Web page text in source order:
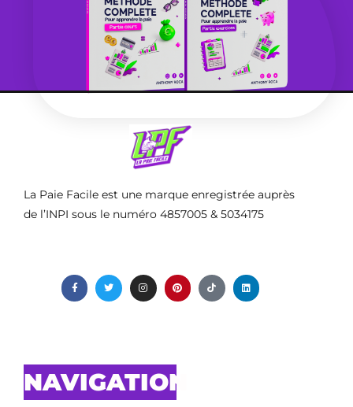
La Paie Facile est une marque enregistrée auprès
de l’INPI sous le numéro 4857005 & 5034175
NAVIGATION